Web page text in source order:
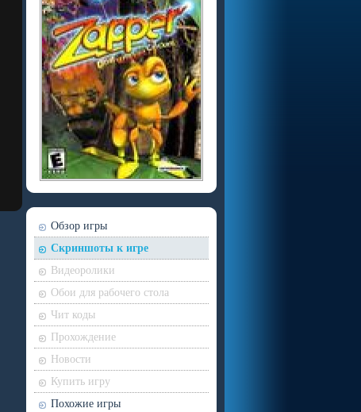
Обзор игры
Скриншоты к игре
Видеоролики
Обои для рабочего стола
Чит коды
Прохождение
Новости
Купить игру
Похожие игры